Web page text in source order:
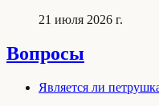
21 июля 2026 г.
Вопросы
Является ли